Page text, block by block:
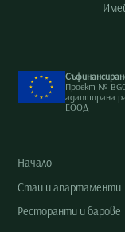
Проект №
адаптирана
ЕООД
Начало
Стаи и апартаменти
Ресторанти и барове